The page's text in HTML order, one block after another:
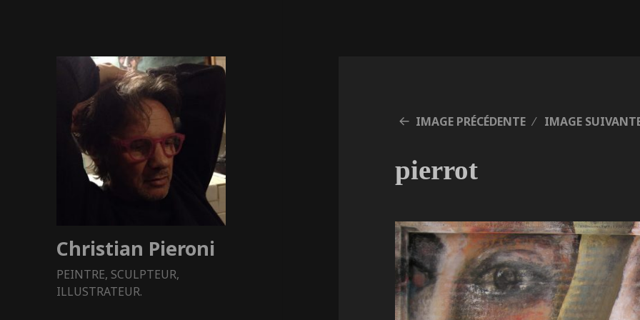
Christian Pieroni
PEINTRE, SCULPTEUR,
ILLUSTRATEUR.
IMAGE PRÉCÉDENTE IMAGE
pierrot